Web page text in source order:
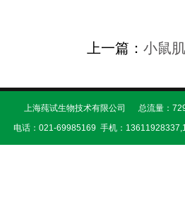
上一篇： 小鼠
上海莼试生物技术有限公司 总流量：
电话：021-69985169 手机：